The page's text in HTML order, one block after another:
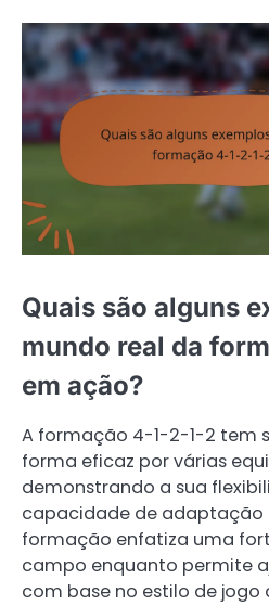
Quais são alguns
mundo real da
em ação?
A formação 4-1-2-1-2 tem
forma eficaz por várias
demonstrando a sua
capacidade de adaptação
formação enfatiza uma
campo enquanto permite
com base no estilo de jogo